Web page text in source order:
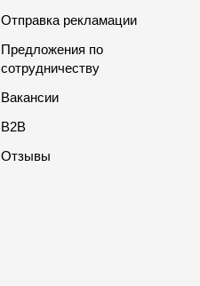
Отправка рекламации
Предложения по
сотрудничеству
Вакансии
B2B
Отзывы